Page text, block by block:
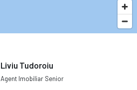
Liviu Tudoroiu
Agent Imobiliar Senior